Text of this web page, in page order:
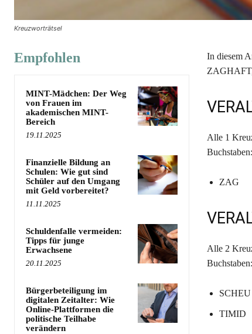
Kreuzworträtsel
Empfohlen
MINT-Mädchen: Der Weg
von Frauen im
akademischen MINT-
Bereich
19.11.2025
Finanzielle Bildung an
Schulen: Wie gut sind
Schüler auf den Umgang
mit Geld vorbereitet?
11.11.2025
Schuldenfalle vermeiden:
Tipps für junge
Erwachsene
20.11.2025
Bürgerbeteiligung im
digitalen Zeitalter: Wie
Online-Plattformen die
politische Teilhabe
verändern
In diesem
Alle 1
Buchstaben:
ZAG
Alle 2
Buchstaben:
SCHEU
TIMID